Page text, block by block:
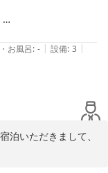
ます。
インサカエ直結の出口
への段差が高いのは人
のサイレンや車の走
準備が必要です。
です。チェックアウト
な私にとってスーツケ
ても嬉しかったです。
お風呂: - | 設備: 3 |
泊いただきまして、